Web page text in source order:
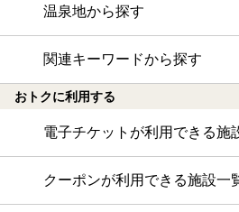
温泉地から探す
関連キーワードから探す
おトクに利用する
電子チケットが利用できる施
クーポンが利用できる施設一